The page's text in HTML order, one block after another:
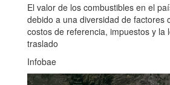
El valor de los combustibles en el
debido a una diversidad de factores
costos de referencia, impuestos y la
traslado
Infobae